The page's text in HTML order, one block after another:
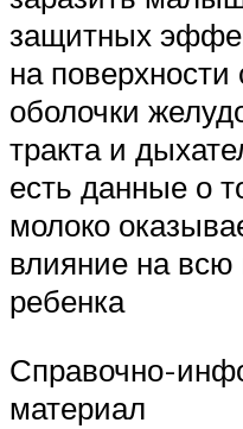
защитных
на поверхности
оболочки
тракта и
есть данные о
молоко
влияние на
ребенка
Справочно-
материал